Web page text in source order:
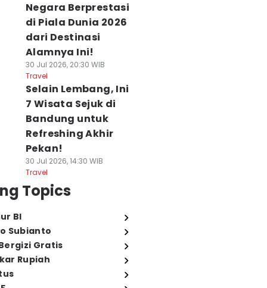
Negara Berprestasi
di Piala Dunia 2026
dari Destinasi
Alamnya Ini!
30 Jul 2026, 20:30 WIB
Travel
Selain Lembang, Ini
7 Wisata Sejuk di
Bandung untuk
Refreshing Akhir
Pekan!
30 Jul 2026, 14:30 WIB
Travel
Topics
BI
Subianto
Gratis
Rupiah